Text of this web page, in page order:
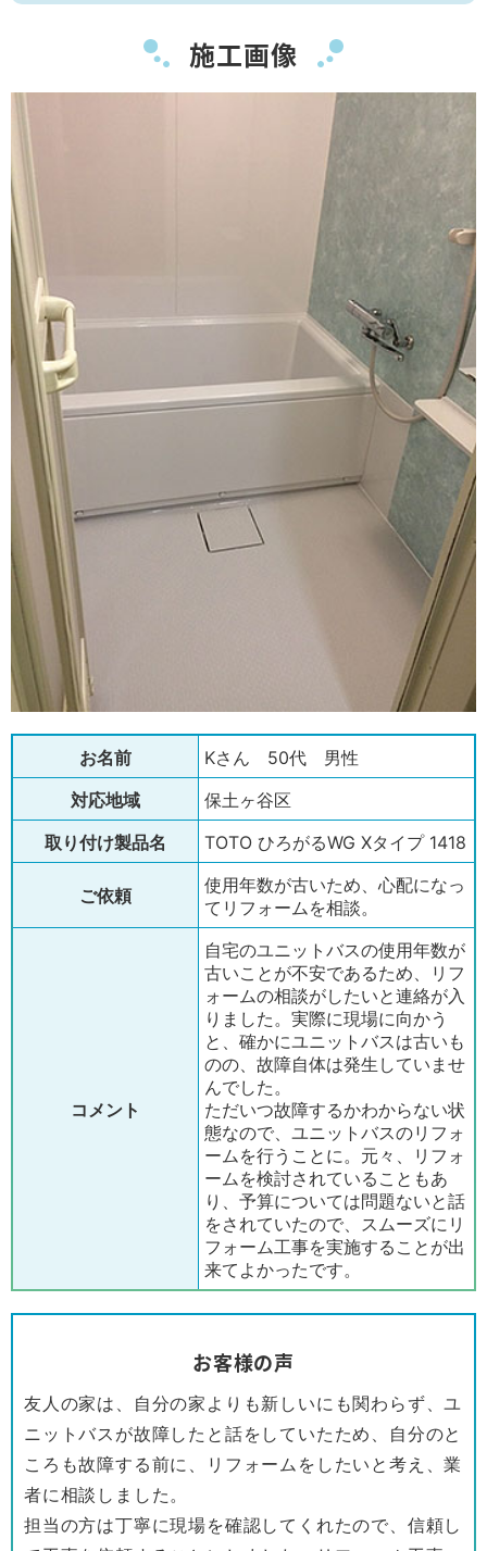
施工画像
お名前
Kさん 50代 男性
対応地域
保土ヶ谷区
取り付け製品名
TOTO ひろがるWG Xタイプ 1418
ご依頼
使用年数が古いため、心配になっ
てリフォームを相談。
コメント
自宅のユニットバスの使用年数が
古いことが不安であるため、リフ
ォームの相談がしたいと連絡が入
りました。実際に現場に向かう
と、確かにユニットバスは古いも
のの、故障自体は発生していませ
んでした。
ただいつ故障するかわからない状
態なので、ユニットバスのリフォ
ームを行うことに。元々、リフォ
ームを検討されていることもあ
り、予算については問題ないと話
をされていたので、スムーズにリ
フォーム工事を実施することが出
来てよかったです。
お客様の声
友人の家は、自分の家よりも新しいにも関わらず、ユ
ニットバスが故障したと話をしていたため、自分のと
ころも故障する前に、リフォームをしたいと考え、業
者に相談しました。
担当の方は丁寧に現場を確認してくれたので、信頼し